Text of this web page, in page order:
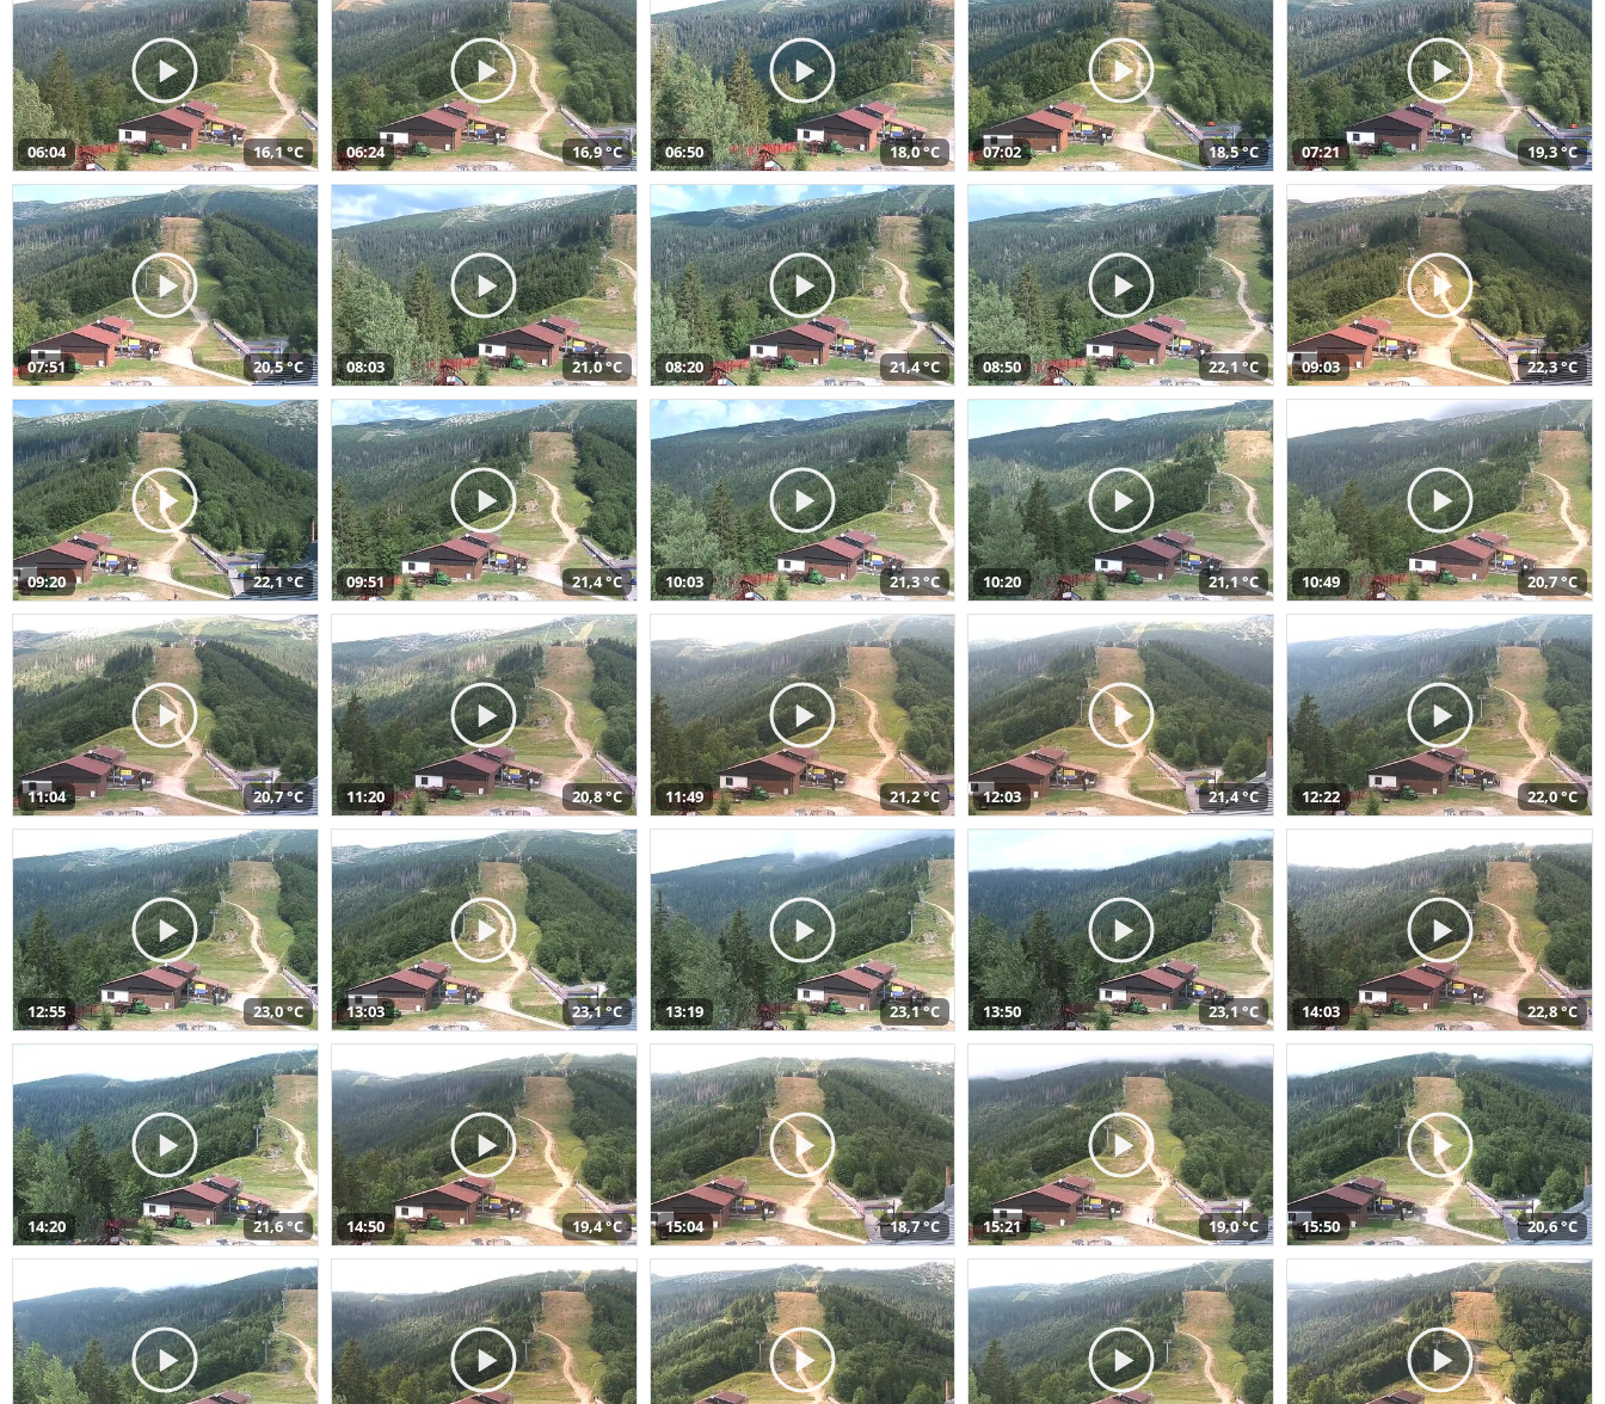
06:04 16,1 °C 06:24 16,9 °C 06:50 18,0 °C 07:02 18,5 °C 07:21 19,3 °C
07:51 20,5 °C 08:03 21,0 °C 08:20 21,4 °C 08:50 22,1 °C 09:03 22,3 °C
09:20 22,1 °C 09:51 21,4 °C 10:03 21,3 °C 10:20 21,1 °C 10:49 20,7 °C
11:04 20,7 °C 11:20 20,8 °C 11:49 21,2 °C 12:03 21,4 °C 12:22 22,0 °C
12:55 23,0 °C 13:03 23,1 °C 13:19 23,1 °C 13:50 23,1 °C 14:03 22,8 °C
14:20 21,6 °C 14:50 19,4 °C 15:04 18,7 °C 15:21 19,0 °C 15:50 20,6 °C